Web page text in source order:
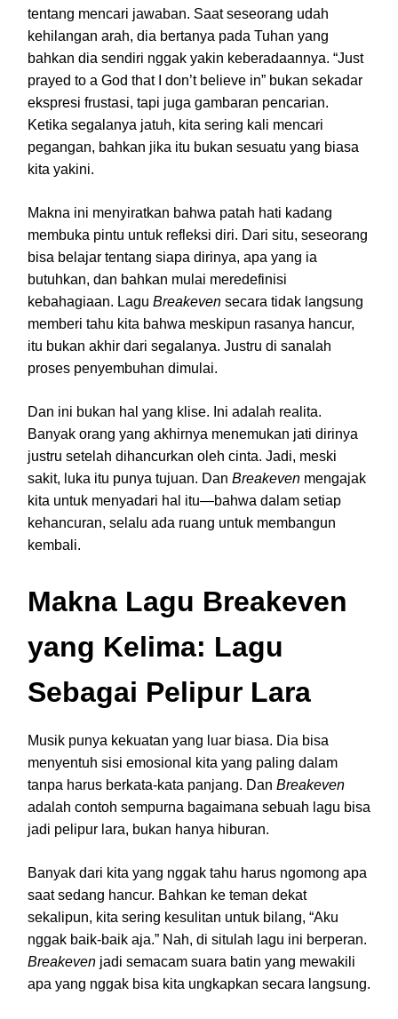
tentang mencari jawaban. Saat seseorang udah
kehilangan arah, dia bertanya pada Tuhan yang
bahkan dia sendiri nggak yakin keberadaannya. “Just
prayed to a God that I don’t believe in” bukan sekadar
ekspresi frustasi, tapi juga gambaran pencarian.
Ketika segalanya jatuh, kita sering kali mencari
pegangan, bahkan jika itu bukan sesuatu yang biasa
kita yakini.
Makna ini menyiratkan bahwa patah hati kadang
membuka pintu untuk refleksi diri. Dari situ, seseorang
bisa belajar tentang siapa dirinya, apa yang ia
butuhkan, dan bahkan mulai meredefinisi
kebahagiaan. Lagu Breakeven secara tidak langsung
memberi tahu kita bahwa meskipun rasanya hancur,
itu bukan akhir dari segalanya. Justru di sanalah
proses penyembuhan dimulai.
Dan ini bukan hal yang klise. Ini adalah realita.
Banyak orang yang akhirnya menemukan jati dirinya
justru setelah dihancurkan oleh cinta. Jadi, meski
sakit, luka itu punya tujuan. Dan Breakeven mengajak
kita untuk menyadari hal itu—bahwa dalam setiap
kehancuran, selalu ada ruang untuk membangun
kembali.
Makna Lagu Breakeven
yang Kelima: Lagu
Sebagai Pelipur Lara
Musik punya kekuatan yang luar biasa. Dia bisa
menyentuh sisi emosional kita yang paling dalam
tanpa harus berkata-kata panjang. Dan Breakeven
adalah contoh sempurna bagaimana sebuah lagu bisa
jadi pelipur lara, bukan hanya hiburan.
Banyak dari kita yang nggak tahu harus ngomong apa
saat sedang hancur. Bahkan ke teman dekat
sekalipun, kita sering kesulitan untuk bilang, “Aku
nggak baik-baik aja.” Nah, di situlah lagu ini berperan.
Breakeven jadi semacam suara batin yang mewakili
apa yang nggak bisa kita ungkapkan secara langsung.